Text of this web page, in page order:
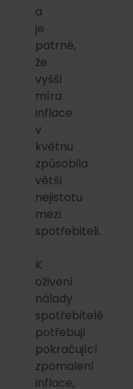
a
je
patrné,
že
vyšší
míra
inflace
v
květnu
způsobila
větší
nejistotu
mezi
spotřebiteli.
K
oživení
nálady
spotřebitelé
potřebují
pokračující
zpomalení
inflace,